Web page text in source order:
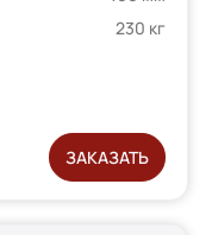
пользователей
230 кг
ЗАКАЗАТЬ